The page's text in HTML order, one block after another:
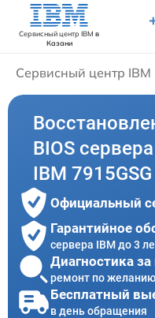
Сервисный центр IBM в
Казани
Сервисный центр IBM
BIOS сервера
IBM 7915GSG
Официальный
Гарантийное
сервера IBM до 3
Диагностика
ремонт по желанию
Бесплатный
в день обращения